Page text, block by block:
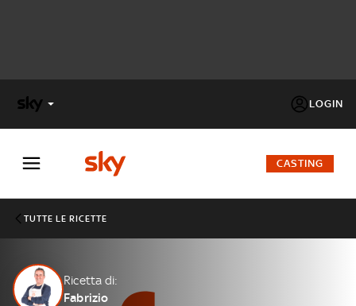
LOGIN
FACTOR
Cos’altro vedere:
CASTING
TUTTE LE RICETTE
Ricetta di:
Fabrizio